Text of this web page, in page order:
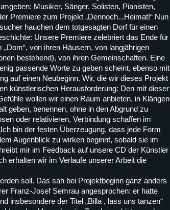
Musiker, Sänger, Solisten, Pianisten,
Premiere zum Projekt „Dennoch...Heimat!“ Nun
hauchen dem totgesagten Dorf für einen
Unsere Premiere zelebriert das Ende für
von ihren Häusern, von langjährigen
bestehend), von ihren Gemeinschaften. Eine
passende Worte zu geben scheint, ebenso mit
auf einen Neubeginn. Wir, die wir dieses Projekt
künstlerischen Herausforderung: Den mit dieser
wollen wir einen Raum anbieten, in Klängen
geben, benennen, ohne in den Abgrund zu
oder relativieren, Verbindung schaffen im
bin der festen Überzeugung, dass jede Form
Augenblick zu wirken beginnt, sobald sie im
mir im Feedback auf unsere CD der Künstler
erhalten wir im Verlaufe unserer Arbeit die
soll. Das sah bei Projektbeginn ganz anders
Franz-Josef Semrau angesprochen: er hatte
insbesondere der Titel „Billa , lass uns tanzen“